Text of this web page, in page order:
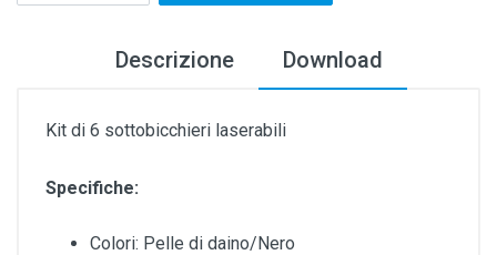
Descrizione Download
Kit di 6 sottobicchieri laserabili
Specifiche:
Colori: Pelle di daino/Nero